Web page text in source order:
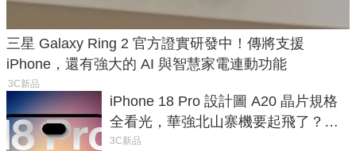
三星 Galaxy Ring 2 官方證實研發中！傳將支援
iPhone，還有強大的 AI 與智慧家電連動功能
3C新品
iPhone 18 Pro 設計圖 A20 晶片規格
全看光，華強北山寨機要起飛了？專
家曝山寨機無法復刻兩大關鍵
3C新品